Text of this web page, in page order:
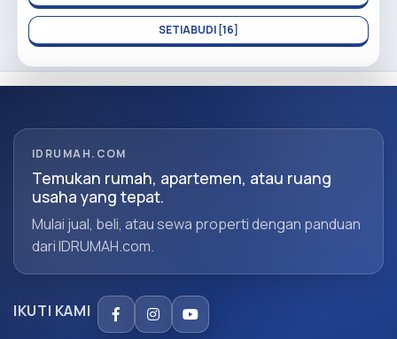
SETIABUDI [16]
IDRUMAH.COM
Temukan rumah, apartemen, atau ruang
usaha yang tepat.
Mulai jual, beli, atau sewa properti dengan panduan
dari IDRUMAH.com.
IKUTI KAMI